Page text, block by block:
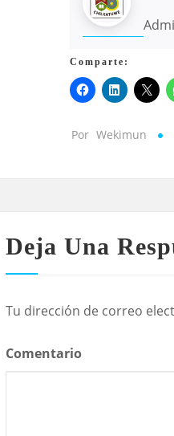
Comparte:
Por Wekimun
Deja Una
Tu dirección de correo
Comentario